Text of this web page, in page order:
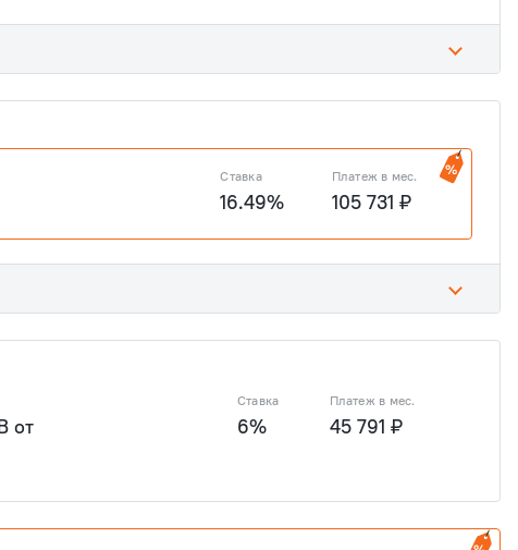
₽ 7 637 626 ₽
Ставка
16.49%
Платеж в мес.
105 731 ₽
от
Ставка
6%
Платеж в мес.
45 791 ₽